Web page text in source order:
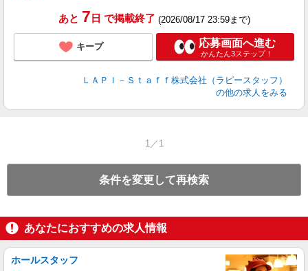
あと 7 日 で掲載終了 (2026/08/17 23:59まで)
キープ 応募画面へ進む
かんたん3ステップ！
ＬＡＰＩ－Ｓｔａｆｆ株式会社（ラピースタッフ）
の他の求人をみる
1／1
条件を変更して再検索
あなたにおすすめの求人情報
ホールスタッフ